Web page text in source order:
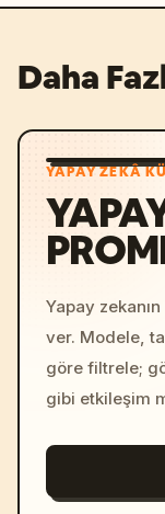
Daha
YAPAY ZEKÂ
Yapay
ver. Modele,
göre filtrele;
gibi etkileşim